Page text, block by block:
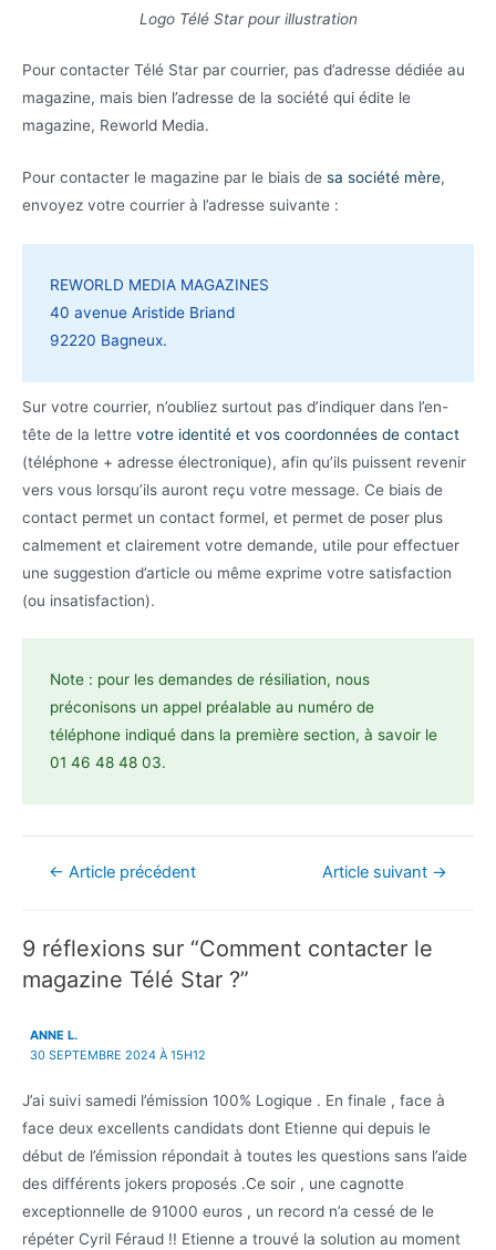
Logo Télé Star pour illustration
Pour contacter Télé Star par courrier, pas d’adresse dédiée au
magazine, mais bien l’adresse de la société qui édite le
magazine, Reworld Media.
Pour contacter le magazine par le biais de sa société mère,
envoyez votre courrier à l’adresse suivante :
REWORLD MEDIA MAGAZINES
40 avenue Aristide Briand
92220 Bagneux.
Sur votre courrier, n’oubliez surtout pas d’indiquer dans l’en-
tête de la lettre votre identité et vos coordonnées de contact
(téléphone + adresse électronique), afin qu’ils puissent revenir
vers vous lorsqu’ils auront reçu votre message. Ce biais de
contact permet un contact formel, et permet de poser plus
calmement et clairement votre demande, utile pour effectuer
une suggestion d’article ou même exprime votre satisfaction
(ou insatisfaction).
Note : pour les demandes de résiliation, nous
préconisons un appel préalable au numéro de
téléphone indiqué dans la première section, à savoir le
01 46 48 48 03.
Navigation
← Article précédent Article suivant →
9 réflexions sur “Comment contacter le
magazine Télé Star ?”
ANNE L.
30 SEPTEMBRE 2024 À 15H12
J’ai suivi samedi l’émission 100% Logique . En finale , face à
face deux excellents candidats dont Etienne qui depuis le
début de l’émission répondait à toutes les questions sans l’aide
des différents jokers proposés .Ce soir , une cagnotte
exceptionnelle de 91000 euros , un record n’a cessé de le
répéter Cyril Féraud !! Etienne a trouvé la solution au moment